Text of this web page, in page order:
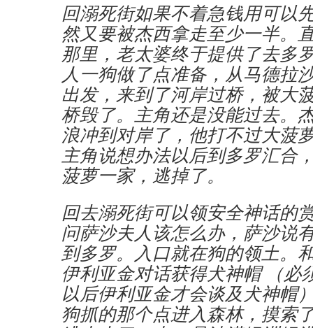
回溺死街如果不着急钱用可以
然又要被杰西拿走至少一半。
那里，老太婆终于提供了去多
人一狗做了点准备，从马德拉
出发，来到了河岸过桥，被大
桥毁了。主角还是没能过去。
浪冲到对岸了，他打不过大菠
主角说想办法以后到多罗汇合
菠萝一家，逃掉了。
回去溺死街可以领安全神话的
问萨沙夫人该怎么办，萨沙说
到多罗。入口就在狗的领土。
伊利亚金对话获得犬神帽 （必
以后伊利亚金才会谈及犬神帽
狗抓的那个点进入森林，摸索